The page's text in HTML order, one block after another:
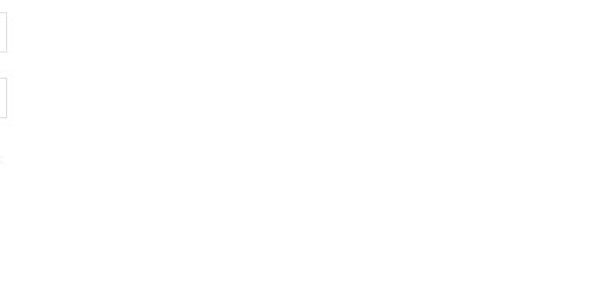
:*
: